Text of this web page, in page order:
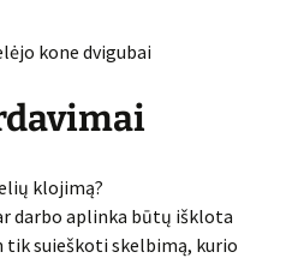
kone dvigubai
klojimą?
darbo aplinka būtų išklota
tik suieškoti skelbimą, kurio